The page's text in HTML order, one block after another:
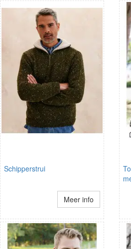
Schipperstrui
Meer info